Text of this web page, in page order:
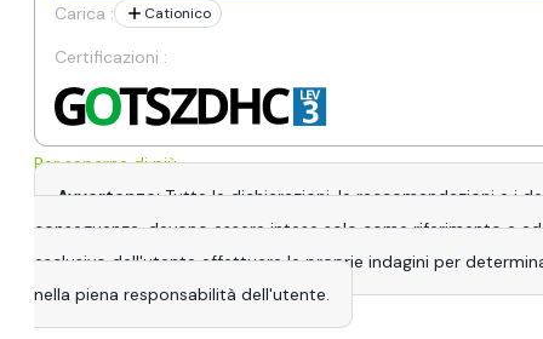
Per saperne di più
Avvertenze: Tutte le dichiarazioni, le raccomandazioni e i
conseguenza, devono essere intese solo come riferimento e
esclusivo dell'utente effettuare le proprie indagini per
nella piena responsabilità dell'utente.
Carica : Cationico
Certificazioni :